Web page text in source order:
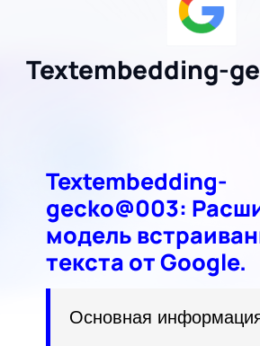
Textembedding-
Textembedding-
gecko@003:
модель
текста от Google.
Основная